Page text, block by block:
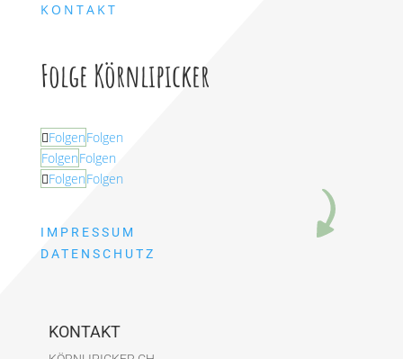
KONTAKT
Folge Körnlipicker
FolgenFolgen
FolgenFolgen
FolgenFolgen
IMPRESSUM
DATENSCHUTZ
KONTAKT